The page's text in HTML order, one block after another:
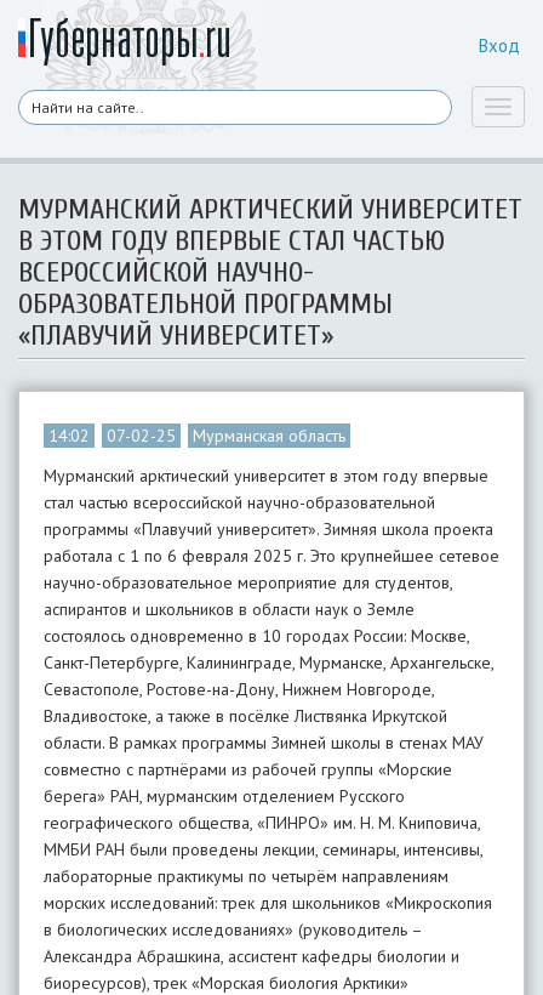
Вход
МУРМАНСКИЙ АРКТИЧЕСКИЙ УНИВЕРСИТЕТ
В ЭТОМ ГОДУ ВПЕРВЫЕ СТАЛ ЧАСТЬЮ
ВСЕРОССИЙСКОЙ НАУЧНО-
ОБРАЗОВАТЕЛЬНОЙ ПРОГРАММЫ
«ПЛАВУЧИЙ УНИВЕРСИТЕТ»
14:02 07-02-25
Мурманская область
Мурманский арктический университет в этом году впервые
стал частью всероссийской научно-образовательной
программы «Плавучий университет». Зимняя школа проекта
работала с 1 по 6 февраля 2025 г. Это крупнейшее сетевое
научно-образовательное мероприятие для студентов,
аспирантов и школьников в области наук о Земле
состоялось одновременно в 10 городах России: Москве,
Санкт-Петербурге, Калининграде, Мурманске, Архангельске,
Севастополе, Ростове-на-Дону, Нижнем Новгороде,
Владивостоке, а также в посёлке Листвянка Иркутской
области. В рамках программы Зимней школы в стенах МАУ
совместно с партнёрами из рабочей группы «Морские
берега» РАН, мурманским отделением Русского
географического общества, «ПИНРО» им. Н. М. Книповича,
ММБИ РАН были проведены лекции, семинары, интенсивы,
лабораторные практикумы по четырём направлениям
морских исследований: трек для школьников «Микроскопия
в биологических исследованиях» (руководитель –
Александра Абрашкина, ассистент кафедры биологии и
биоресурсов), трек «Морская биология Арктики»